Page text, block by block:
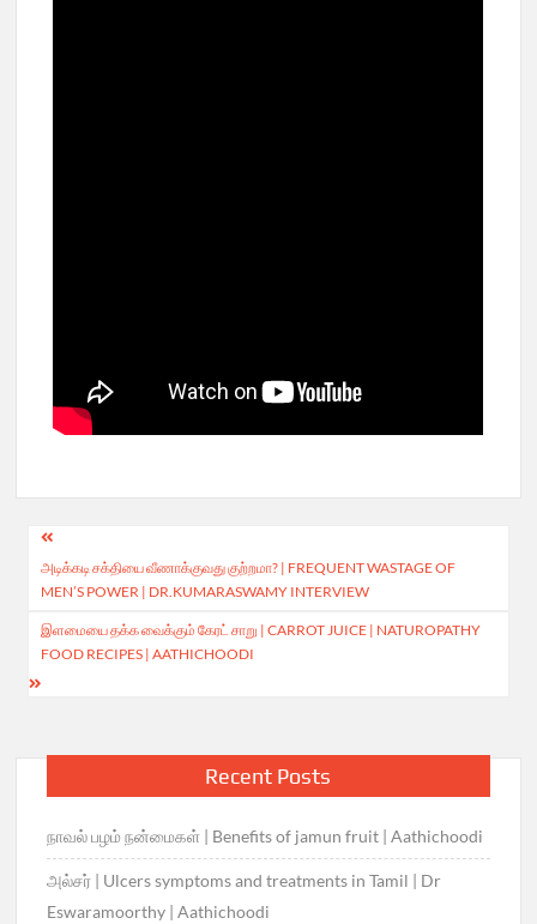
Post
navigation
அடிக்கடி சக்தியை வீணாக்குவது குற்றமா? | FREQUENT WASTAGE OF
MEN’S POWER | DR.KUMARASWAMY INTERVIEW
இளமையை தக்க வைக்கும் கேரட் சாறு | CARROT JUICE | NATUROPATHY
FOOD RECIPES | AATHICHOODI
Recent Posts
நாவல் பழம் நன்மைகள் | Benefits of jamun fruit | Aathichoodi
அல்சர் | Ulcers symptoms and treatments in Tamil | Dr
Eswaramoorthy | Aathichoodi